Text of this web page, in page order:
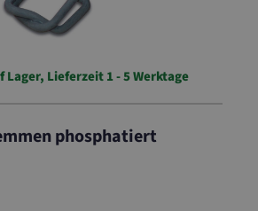
Lager, Lieferzeit 1 - 5 Werktage
phosphatiert